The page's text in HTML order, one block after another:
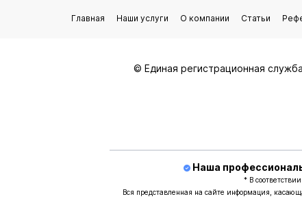
Главная Наши услуги О компании Статьи
© Единая регистрационная
Наша
* В
Вся представленная на сайте информация,